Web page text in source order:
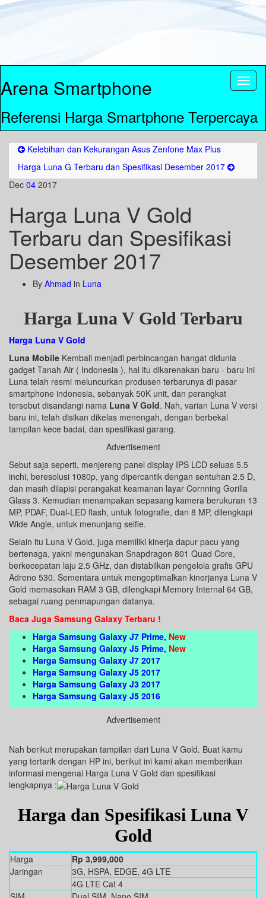
Arena Smartphone
Referensi Harga Smartphone Terpercaya
Kelebihan dan Kekurangan Asus Zenfone Max Plus
Harga Luna G Terbaru dan Spesifikasi Desember 2017
Dec 04 2017
Harga Luna V Gold
Terbaru dan Spesifikasi
Desember 2017
By Ahmad in Luna
Harga Luna V Gold Terbaru
Harga Luna V Gold
Luna Mobile Kembali menjadi perbincangan hangat didunia
gadget Tanah Air ( Indonesia ), hal itu dikarenakan baru - baru ini
Luna telah resmi meluncurkan produsen terbarunya di pasar
smartphone indonesia, sebanyak 50K unit, dan perangkat
tersebut disandangi nama Luna V Gold. Nah, varian Luna V versi
baru ini, telah disikan dikelas menengah, dengan berbekal
tampilan kece badai, dan spesifikasi garang.
Advertisement
Sebut saja seperti, menjereng panel display IPS LCD seluas 5.5
inchi, beresolusi 1080p, yang dipercantik dengan sentuhan 2.5 D,
dan masih dilapisi perangakat keamanan layar Cornning Gorilla
Glass 3. Kemudian menampakan sepasang kamera berukuran 13
MP, PDAF, Dual-LED flash, untuk fotografie, dan 8 MP, dilengkapi
Wide Angle, untuk menunjang selfie.
Selain itu Luna V Gold, juga memiliki kinerja dapur pacu yang
bertenaga, yakni mengunakan Snapdragon 801 Quad Core,
berkecepatan laju 2.5 GHz, dan distabilkan pengelola grafis GPU
Adreno 530. Sementara untuk mengoptimalkan kinerjanya Luna V
Gold memasokan RAM 3 GB, dilengkapi Memory Internal 64 GB,
sebagai ruang penmapungan datanya.
Baca Juga Samsung Galaxy Terbaru !
Harga Samsung Galaxy J7 Prime, New
Harga Samsung Galaxy J5 Prime, New
Harga Samsung Galaxy J7 2017
Harga Samsung Galaxy J5 2017
Harga Samsung Galaxy J3 2017
Harga Samsung Galaxy J5 2016
Advertisement
Nah berikut merupakan tampilan dari Luna V Gold. Buat kamu
yang tertarik dengan HP ini, berikut ini kami akan memberikan
informasi mengenai Harga Luna V Gold dan spesifikasi
lengkapnya :
Harga dan Spesifikasi Luna V
Gold
Harga
Rp 3,999,000
Jaringan
3G, HSPA, EDGE, 4G LTE
4G LTE Cat 4